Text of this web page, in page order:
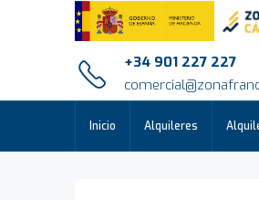
+34 901 227 227
Inicio Alquileres